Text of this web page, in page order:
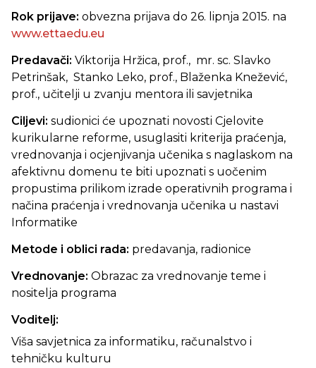
Rok prijave: obvezna prijava do 26. lipnja 2015. na
www.ettaedu.eu
Predavači: Viktorija Hržica, prof., mr. sc. Slavko
Petrinšak, Stanko Leko, prof., Blaženka Knežević,
prof., učitelji u zvanju mentora ili savjetnika
Ciljevi: sudionici će upoznati novosti Cjelovite
kurikularne reforme, usuglasiti kriterija praćenja,
vrednovanja i ocjenjivanja učenika s naglaskom na
afektivnu domenu te biti upoznati s uočenim
propustima prilikom izrade operativnih programa i
načina praćenja i vrednovanja učenika u nastavi
Informatike
Metode i oblici rada: predavanja, radionice
Vrednovanje: Obrazac za vrednovanje teme i
nositelja programa
Voditelj:
Viša savjetnica za informatiku, računalstvo i
tehničku kulturu